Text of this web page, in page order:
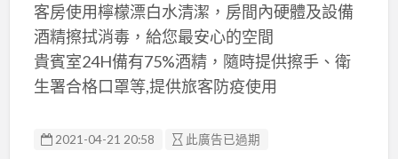
客房使用檸檬漂白水清潔，房間內硬體及設備
酒精擦拭消毒，給您最安心的空間
貴賓室24H備有75%酒精，隨時提供擦手、衛
生署合格口罩等,提供旅客防疫使用
2021-04-21 20:58 此廣告已過期